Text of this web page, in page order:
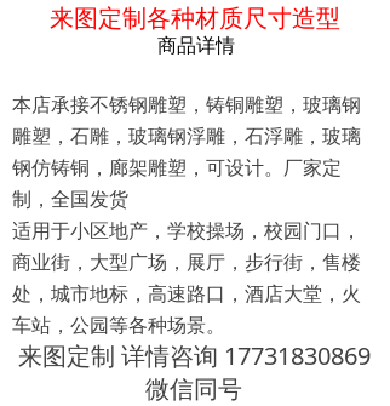
商品详情
本店承接不锈钢雕塑，铸铜雕塑，玻璃钢
雕塑，石雕，玻璃钢浮雕，石浮雕，玻璃
钢仿铸铜，廊架雕塑，可设计。厂家定
制，全国发货
适用于小区地产，学校操场，校园门口，
商业街，大型广场，展厅，步行街，售楼
处，城市地标，高速路口，酒店大堂，火
车站，公园等各种场景。
来图定制 详情咨询 17731830869
微信同号
来图定制各种材质尺寸造型